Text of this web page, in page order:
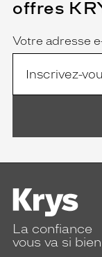
offres
Name
Votre adresse
est
La confiance
vous va si bien